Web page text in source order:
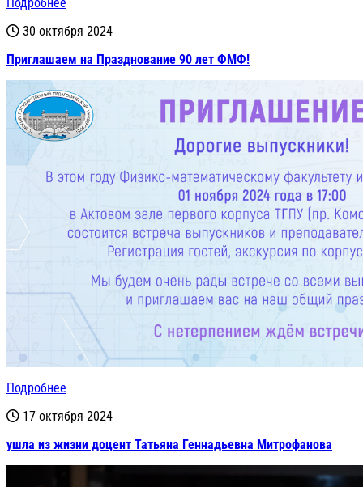
30 октября 2024
Приглашаем на Празднование 90 лет ФМФ!
Подробнее
17 октября 2024
ушла из жизни доцент Татьяна Геннадьевна Митрофанова